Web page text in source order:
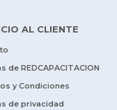
AL CLIENTE
de REDCAPACITACION
y Condiciones
de privacidad